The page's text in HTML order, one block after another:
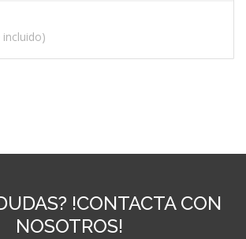
incluido)
!CONTACTA CON
NOSOTROS!